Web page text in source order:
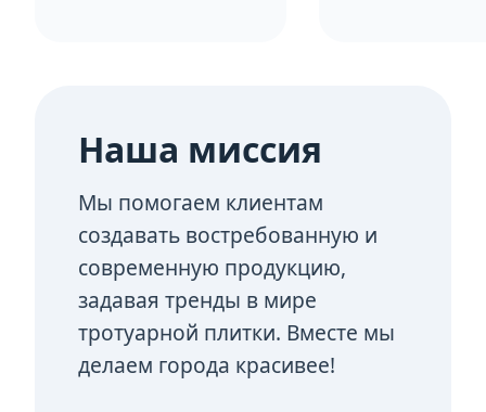
Наша миссия
Мы помогаем клиентам
создавать востребованную и
современную продукцию,
задавая тренды в мире
тротуарной плитки. Вместе мы
делаем города красивее!